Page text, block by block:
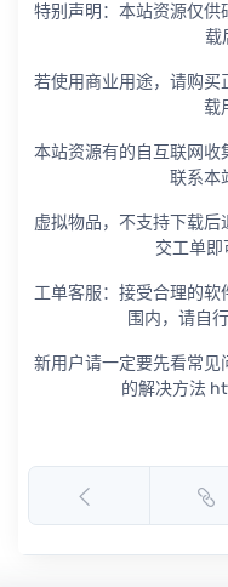
特别声明：本站资源仅
载
若使用商业用途，请购
载
本站资源有的自互联网
联系本
虚拟物品，不支持下载
交工单即
工单客服：接受合理的
围内，请自
新用户请一定要先看常
的解决方法